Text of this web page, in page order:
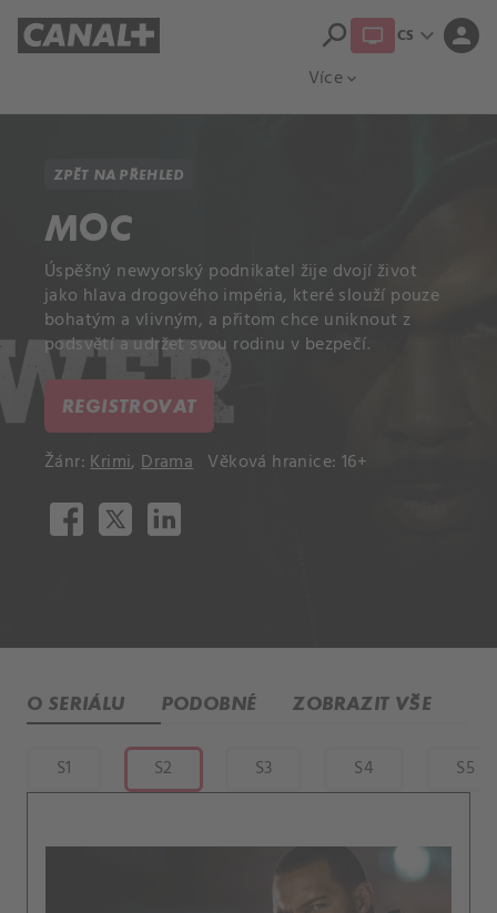
Více expand_more
search CS expand_more person
ZPĚT NA PŘEHLED
MOC
Úspěšný newyorský podnikatel žije dvojí život
jako hlava drogového impéria, které slouží pouze
bohatým a vlivným, a přitom chce uniknout z
podsvětí a udržet svou rodinu v bezpečí.
REGISTROVAT
Žánr:Krimi,Drama Věková hranice: 16+
O SERIÁLU PODOBNÉ ZOBRAZIT VŠE
S1 S2 S3 S4 S5